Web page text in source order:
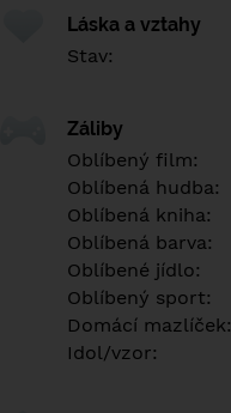
Láska a vztahy
Stav:
Záliby
Oblíbený film:
Oblíbená hudba:
Oblíbená kniha:
Oblíbená barva:
Oblíbené jídlo:
Oblíbený sport:
Domácí mazlíček:
Idol/vzor: